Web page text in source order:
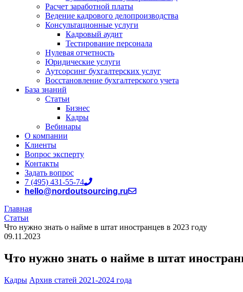
Расчет заработной платы
Ведение кадрового делопроизводства
Консультационные услуги
Кадровый аудит
Тестирование персонала
Нулевая отчетность
Юридические услуги
Аутсорсинг бухгалтерских услуг
Восстановление бухгалтерского учета
База знаний
Статьи
Бизнес
Кадры
Вебинары
О компании
Клиенты
Вопрос эксперту
Контакты
Задать вопрос
7 (495) 431-55-74
hello@nordoutsourcing.ru
Главная
Статьи
Что нужно знать о найме в штат иностранцев в 2023 году
09.11.2023
Что нужно знать о найме в штат
Кадры Архив статей 2021-2024 года